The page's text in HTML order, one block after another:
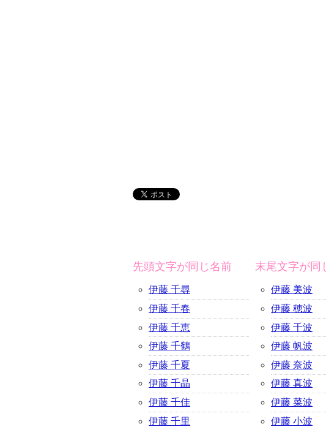
先頭文字が同じ名前
伊藤 千尋
伊藤 千春
伊藤 千恵
伊藤 千鶴
伊藤 千夏
伊藤 千晶
伊藤 千佳
伊藤 千里
末尾文字が同
伊藤 美波
伊藤 穂波
伊藤 千波
伊藤 帆波
伊藤 奈波
伊藤 真波
伊藤 菜波
伊藤 小波